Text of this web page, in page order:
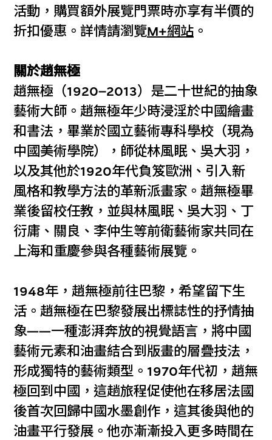
活動，購買額外展覽門票時亦享有半價的
折扣優惠。詳情請瀏覽M+網站 。
關於趙無極
趙無極（1920–2013）是二十世紀的抽象
藝術大師。趙無極年少時浸淫於中國繪畫
和書法，畢業於國立藝術專科學校（現為
中國美術學院），師從林風眠、吳大羽，
以及其他於1920年代負笈歐洲、引入新
風格和教學方法的革新派畫家。趙無極畢
業後留校任教，並與林風眠、吳大羽、丁
衍庸、關良、李仲生等前衛藝術家共同在
上海和重慶參與各種藝術展覽。
1948年，趙無極前往巴黎，希望留下生
活。趙無極在巴黎發展出標誌性的抒情抽
象——一種澎湃奔放的視覺語言，將中國
藝術元素和油畫結合到版畫的層疊技法，
形成獨特的藝術類型。1970年代初，趙無
極回到中國，這趟旅程促使他在移居法國
後首次回歸中國水墨創作，這其後與他的
油畫平行發展。他亦漸漸投入更多時間在